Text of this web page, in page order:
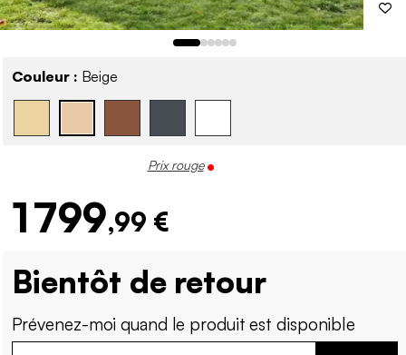
Couleur : Beige
Prix rouge
1 799,99 €
Bientôt de retour
Prévenez-moi quand le produit est disponible